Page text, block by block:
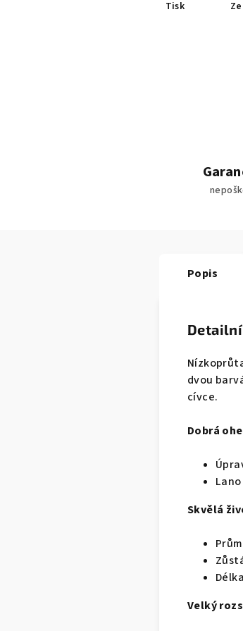
Tisk
Popis
dvou
cívce.
Dobrá
Skvělá
Velký